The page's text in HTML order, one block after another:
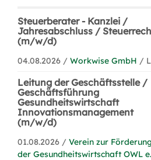
Steuerberater - Kanzlei /
Jahresabschluss /
(m/w/d)
04.08.2026 / Workwise GmbH /
Leitung der Geschäftsstelle /
Geschäftsführung
Gesundheitswirtschaft
Innovationsmanagement
(m/w/d)
01.08.2026 / Verein zur
der Gesundheitswirtschaft OWL